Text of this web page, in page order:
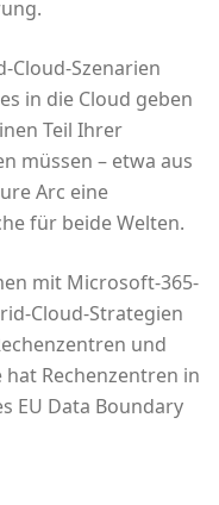
Cloud-Szenarien
in die Cloud geben
Teil Ihrer
müssen – etwa aus
Arc eine
für beide Welten.
mit Microsoft-365-
Cloud-Strategien
und
Rechenzentren in
EU Data Boundary